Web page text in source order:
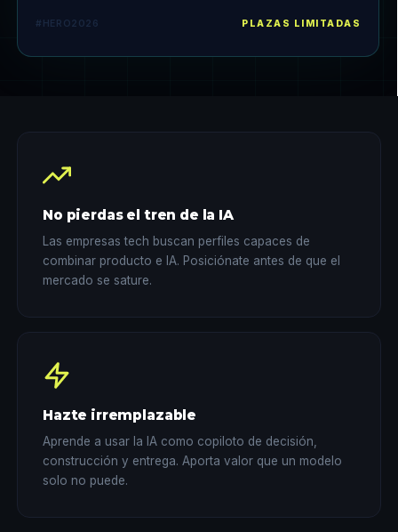
#HERO2026 PLAZAS LIMITADAS
No pierdas el tren de la IA
Las empresas tech buscan perfiles capaces de
combinar producto e IA. Posiciónate antes de que el
mercado se sature.
Hazte irremplazable
Aprende a usar la IA como copiloto de decisión,
construcción y entrega. Aporta valor que un modelo
solo no puede.